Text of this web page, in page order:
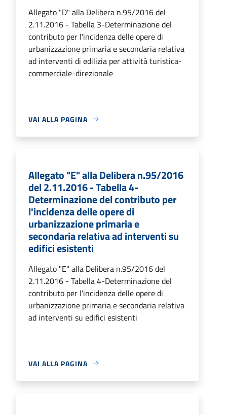
Allegato "D" alla Delibera n.95/2016 del
2.11.2016 - Tabella 3-Determinazione del
contributo per l'incidenza delle opere di
urbanizzazione primaria e secondaria relativa
ad interventi di edilizia per attività turistica-
commerciale-direzionale
VAI ALLA PAGINA
Allegato "E" alla Delibera n.95/2016
del 2.11.2016 - Tabella 4-
Determinazione del contributo per
l'incidenza delle opere di
urbanizzazione primaria e
secondaria relativa ad interventi su
edifici esistenti
Allegato "E" alla Delibera n.95/2016 del
2.11.2016 - Tabella 4-Determinazione del
contributo per l'incidenza delle opere di
urbanizzazione primaria e secondaria relativa
ad interventi su edifici esistenti
VAI ALLA PAGINA